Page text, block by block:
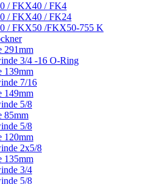
/ FKX40 / FK4
/ FKX40 / FK24
/ FKX50 /FKX50-755 K
291mm
3/4 -16 O-Ring
139mm
7/16
149mm
5/8
85mm
5/8
120mm
2x5/8
135mm
3/4
5/8